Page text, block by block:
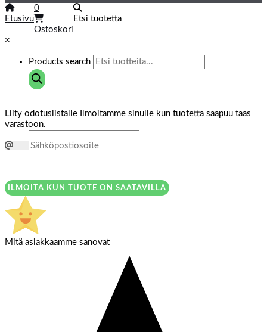
Etusivu
0
Ostoskori
Etsi tuotetta
×
Products search
Liity odotuslistalle
Ilmoitamme sinulle kun tuotetta saapuu taas
varastoon.
ILMOITA KUN TUOTE ON SAATAVILLA
Mitä asiakkaamme sanovat